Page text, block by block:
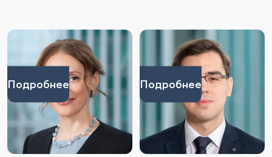
Подробнее Подробнее